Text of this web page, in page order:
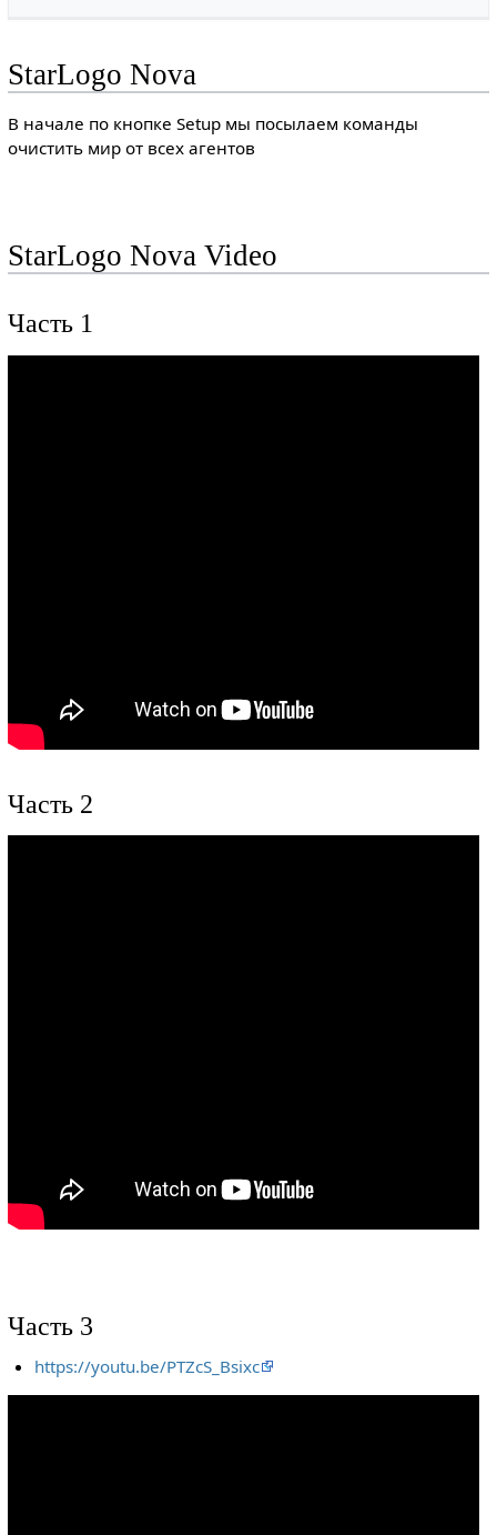
StarLogo Nova
В начале по кнопке Setup мы посылаем команды
очистить мир от всех агентов
StarLogo Nova Video
Часть 1
Часть 2
Часть 3
https://youtu.be/PTZcS_Bsixc